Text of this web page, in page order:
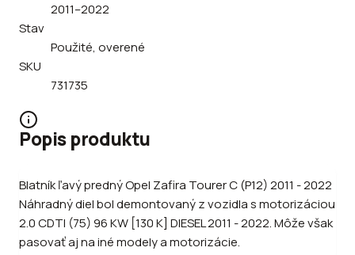
2011–2022
Stav
Použité, overené
SKU
731735
Popis produktu
Blatník ľavý predný Opel Zafira Tourer C (P12) 2011 - 2022
Náhradný diel bol demontovaný z vozidla s motorizáciou
2.0 CDTI (75) 96 KW [130 K] DIESEL 2011 - 2022. Môže však
pasovať aj na iné modely a motorizácie.